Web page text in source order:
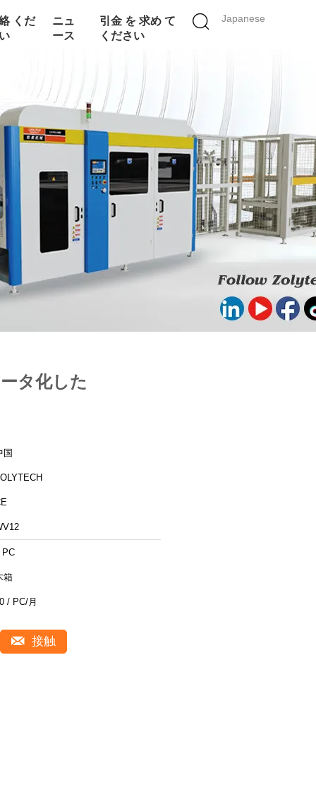
Japanese
くだ
ニュ
ース
引金 を 求め て
ください
タ化した
国
PC
箱
/ PC/月
接触